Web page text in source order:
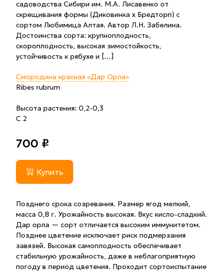
садоводства Сибири им. М.А. Лисавенко от
скрещивания формы (Диковинка х Бредторп) с
сортом Любимица Алтая. Автор Л.Н. Забелина.
Достоинства сорта: крупноплодность,
скороплодность, высокая зимостойкость,
устойчивость к рябухе и […]
Смородина красная «Дар Орла»
Ribes rubrum
Высота растения: 0,2-0,3
С 2
700 ₽
Купить
Позднего срока созревания. Размер ягод мелкий,
масса 0,8 г. Урожайность высокая. Вкус кисло-сладкий.
Дар орла — сорт отличается высоким иммунитетом.
Позднее цветение исключает риск подмерзания
завязей. Высокая самоплодность обеспечивает
стабильную урожайность, даже в неблагоприятную
погоду в период цветения. Проходит сортоиспытание